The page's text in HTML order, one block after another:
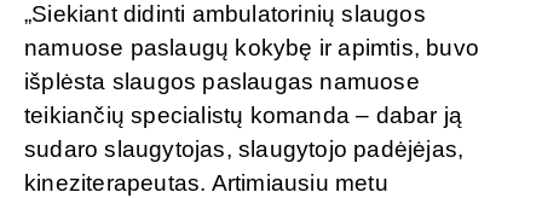
„Siekiant didinti ambulatorinių slaugos
namuose paslaugų kokybę ir apimtis, buvo
išplėsta slaugos paslaugas namuose
teikiančių specialistų komanda – dabar ją
sudaro slaugytojas, slaugytojo padėjėjas,
kineziterapeutas. Artimiausiu metu